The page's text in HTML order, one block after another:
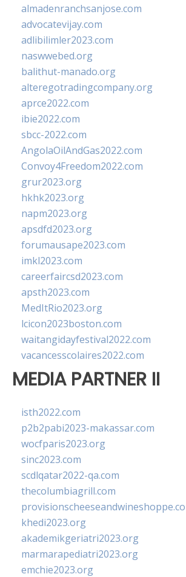
almadenranchsanjose.com
advocatevijay.com
adlibilimler2023.com
naswwebed.org
balithut-manado.org
alteregotradingcompany.org
aprce2022.com
ibie2022.com
sbcc-2022.com
AngolaOilAndGas2022.com
Convoy4Freedom2022.com
grur2023.org
hkhk2023.org
napm2023.org
apsdfd2023.org
forumausape2023.com
imkl2023.com
careerfaircsd2023.com
apsth2023.com
MedItRio2023.org
lcicon2023boston.com
waitangidayfestival2022.com
vacancesscolaires2022.com
MEDIA PARTNER II
isth2022.com
p2b2pabi2023-makassar.com
wocfparis2023.org
sinc2023.com
scdlqatar2022-qa.com
thecolumbiagrill.com
khedi2023.org
akademikgeriatri2023.org
marmarapediatri2023.org
emchie2023.org